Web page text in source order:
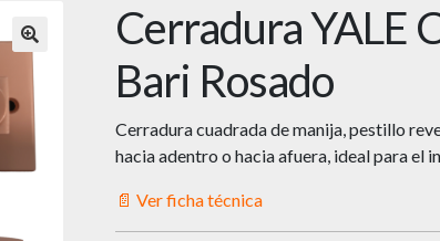
🔍
Cerradura YALE
Bari Rosado
Cerradura cuadrada de manija, pestillo
hacia adentro o hacia afuera, ideal para el
📄 Ver ficha técnica